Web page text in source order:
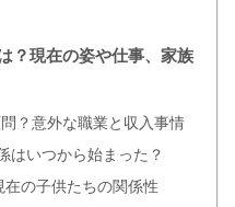
？現在の姿や仕事、家族
？意外な職業と収入事情
はいつから始まった？
の子供たちの関係性